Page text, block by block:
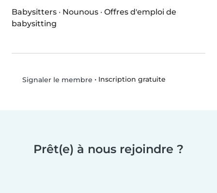
Babysitters · Nounous · Offres d'emploi de
babysitting
Signaler le membre • Inscription gratuite
Prêt(e) à nous rejoindre ?